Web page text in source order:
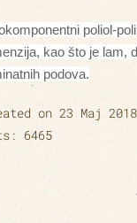
poliol-
kao što je lam,
podova.
on 23 Maj 2018
6465